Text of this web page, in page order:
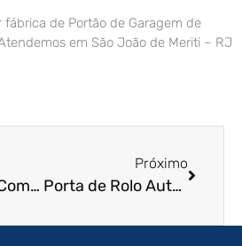
fábrica de Portão de Garagem de
em São João de Meriti – RJ
Porta de Aço Comercial em Manaus – AM
Próximo
Porta de Rolo Automática em Lençóis Paulista – SP